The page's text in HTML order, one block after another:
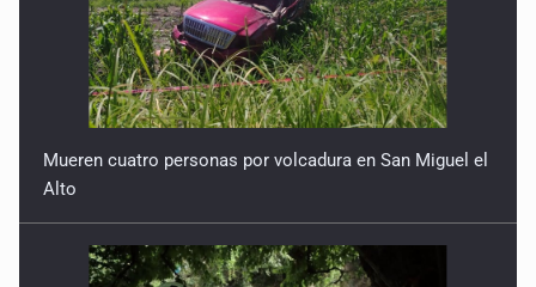
Mueren cuatro personas por volcadura en San Miguel el
Alto